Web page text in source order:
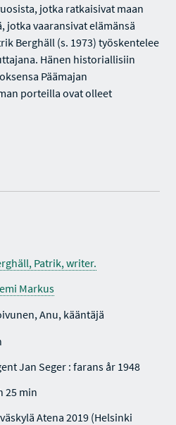
jotka ratkaisivat maan
jotka vaaransivat elämänsä
Berghäll (s. 1973) työskentelee
Hänen historiallisiin
Päämajan
porteilla ovat olleet
Patrik, writer.
Markus
Anu, kääntäjä
Jan Seger : farans år 1948
25 min
Atena 2019 (Helsinki